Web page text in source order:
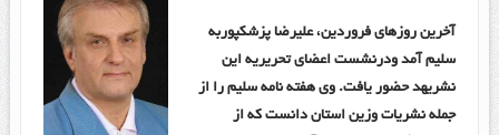
آخرین روزهای فروردین، علیرضا پزشکپوربه
سلیم آمد ودرنشست اعضای تحریریه این
نشریهد حضور یافت. وی هفته نامه سلیم را از
جمله نشریات وزین استان دانست که از